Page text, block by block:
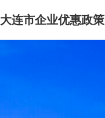
大连市企业优惠政策